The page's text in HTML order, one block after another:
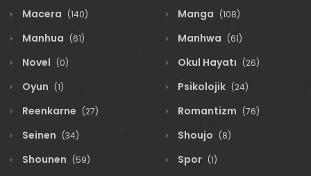
Macera (140) Manga (108)
Manhua (61) Manhwa (61)
Novel (0) Okul Hayatı (26)
Oyun (1) Psikolojik (24)
Reenkarne (27) Romantizm (76)
Seinen (34) Shoujo (8)
Shounen (59) Spor (1)